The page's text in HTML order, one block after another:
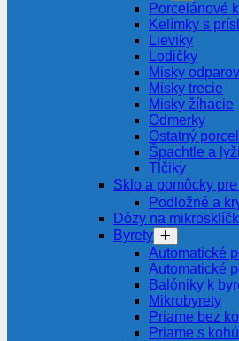
Porcelánové
Kelímky s
Lieviky
Lodičky
Misky
Misky trecie
Misky žíhacie
Odmerky
Ostatný
Špachtle a
Tĺčiky
Sklo a pomôcky
Podložné a
Dózy na
Byrety
Automatické
Automatické
Balóniky k
Mikrobyrety
Priame bez
Priame s